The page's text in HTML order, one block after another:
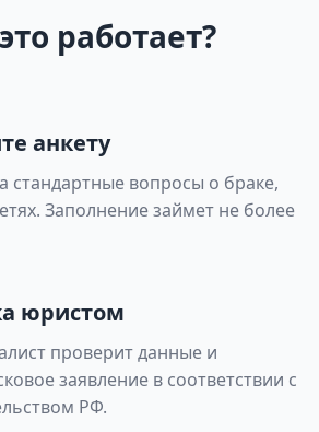
работает?
анкету
стандартные вопросы о браке,
Заполнение займет не более
юристом
проверит данные и
заявление в соответствии с
РФ.